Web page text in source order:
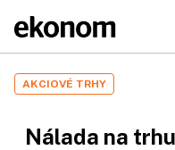
AKCIOVÉ TRHY
Nálada na